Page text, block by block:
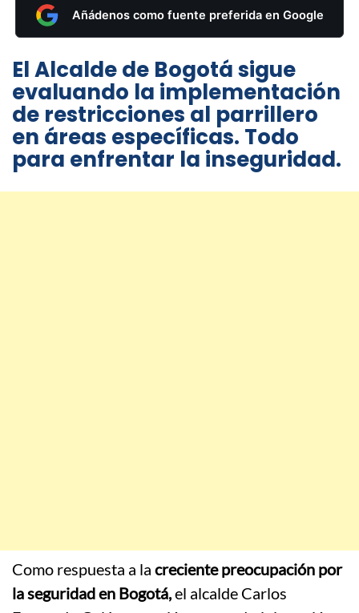
Añádenos como fuente preferida en Google
El Alcalde de Bogotá sigue
evaluando la implementación
de restricciones al parrillero
en áreas específicas. Todo
para enfrentar la inseguridad.
Como respuesta a la creciente preocupación por
la seguridad en Bogotá,el alcalde Carlos